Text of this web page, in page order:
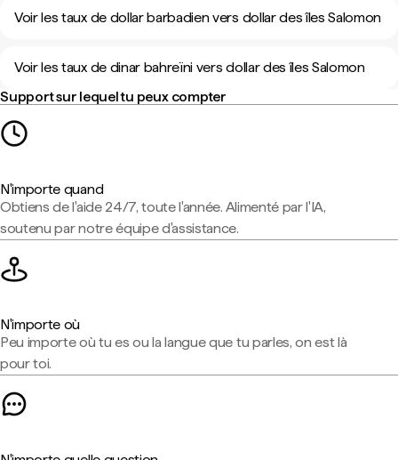
Voir les taux de dollar barbadien vers dollar des îles Salomon
Voir les taux de dinar bahreïni vers dollar des îles Salomon
Support sur lequel tu peux compter
N'importe quand
Obtiens de l'aide 24/7, toute l'année. Alimenté par l'IA,
soutenu par notre équipe d'assistance.
N'importe où
Peu importe où tu es ou la langue que tu parles, on est là
pour toi.